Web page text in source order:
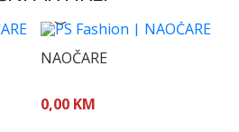
NAOČARE
0,00 KM